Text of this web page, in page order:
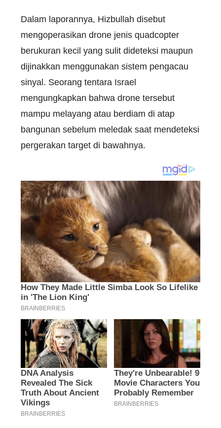
Dalam laporannya, Hizbullah disebut
mengoperasikan drone jenis quadcopter
berukuran kecil yang sulit dideteksi maupun
dijinakkan menggunakan sistem pengacau
sinyal. Seorang tentara Israel
mengungkapkan bahwa drone tersebut
mampu melayang atau berdiam di atap
bangunan sebelum meledak saat mendeteksi
pergerakan target di bawahnya.